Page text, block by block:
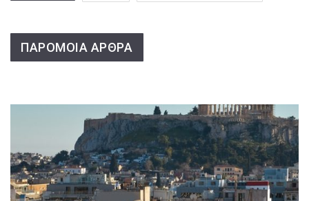
ΠΑΡΟΜΟΙΑ ΑΡΘΡΑ